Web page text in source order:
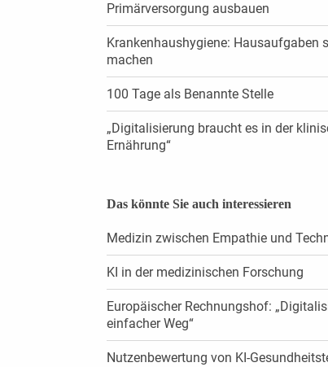
Primärversorgung ausbauen
Krankenhaushygiene: Hausaufgaben
machen
100 Tage als Benannte Stelle
„Digitalisierung braucht es in der
Ernährung“
Das könnte Sie auch interessieren
Medizin zwischen Empathie und
KI in der medizinischen Forschung
Europäischer Rechnungshof:
einfacher Weg“
Nutzenbewertung von KI-